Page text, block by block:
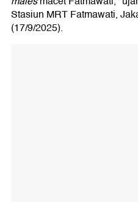
Stasiun MRT Fatmawati,
(17/9/2025).